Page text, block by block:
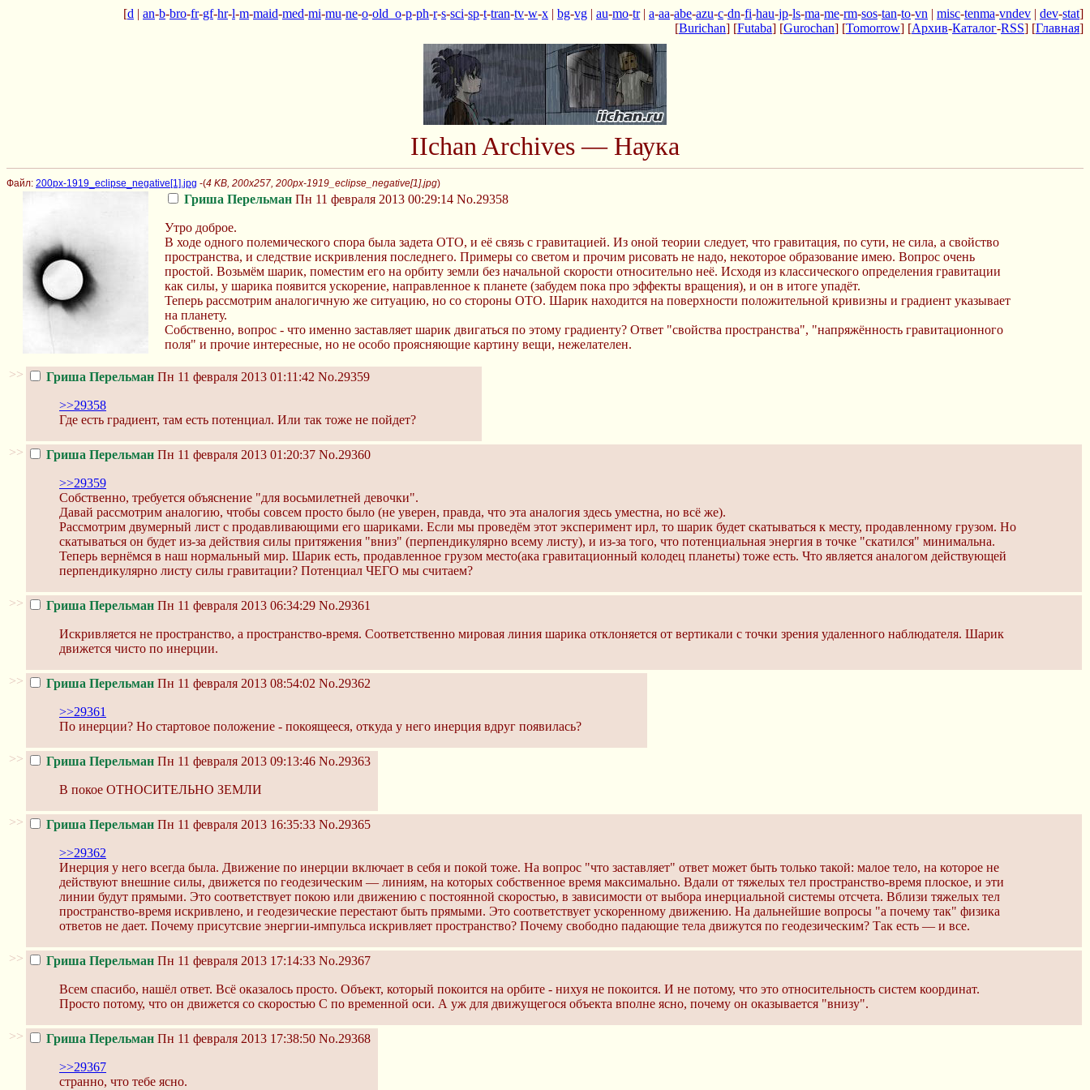
[d | an-b-bro-fr-gf-hr-l-m-maid-med-mi-mu-ne-o-old_o-p-ph-r-s-sci-sp-t-tran-tv-w-x | bg-vg | au-mo-tr| a-aa-abe-azu-c-dn-fi-hau-jp-ls-ma-me-rm-sos-tan-to-vn | misc-tenma-vndev | dev-stat]
[Burichan] [Futaba] [Gurochan] [Tomorrow] [Архив-Каталог-RSS] [Главная]
IIchan Archives — Наука
Файл: 200px-1919_eclipse_negative[1].jpg -(4 KB, 200x257, 200px-1919_eclipse_negative[1].jpg)
Гриша Перельман Пн 11 февраля 2013 00:29:14 No.29358
Утро доброе.
В ходе одного полемического спора была задета ОТО, и её связь с гравитацией. Из оной теории следует, что гравитация, по сути, не сила, а свойство
пространства, и следствие искривления последнего. Примеры со светом и прочим рисовать не надо, некоторое образование имею. Вопрос очень
простой. Возьмём шарик, поместим его на орбиту земли без начальной скорости относительно неё. Исходя из классического определения гравитации
как силы, у шарика появится ускорение, направленное к планете (забудем пока про эффекты вращения), и он в итоге упадёт.
Теперь рассмотрим аналогичную же ситуацию, но со стороны ОТО. Шарик находится на поверхности положительной кривизны и градиент указывает
на планету.
Собственно, вопрос - что именно заставляет шарик двигаться по этому градиенту? Ответ "свойства пространства", "напряжённость гравитационного
поля" и прочие интересные, но не особо проясняющие картину вещи, нежелателен.
>> Гриша Перельман Пн 11 февраля 2013 01:11:42 No.29359
>>29358
Где есть градиент, там есть потенциал. Или так тоже не пойдет?
>> Гриша Перельман Пн 11 февраля 2013 01:20:37 No.29360
>>29359
Собственно, требуется объяснение "для восьмилетней девочки".
Давай рассмотрим аналогию, чтобы совсем просто было (не уверен, правда, что эта аналогия здесь уместна, но всё же).
Рассмотрим двумерный лист с продавливающими его шариками. Если мы проведём этот эксперимент ирл, то шарик будет скатываться к месту, продавленному грузом. Но
скатываться он будет из-за действия силы притяжения "вниз" (перпендикулярно всему листу), и из-за того, что потенциальная энергия в точке "скатился" минимальна.
Теперь вернёмся в наш нормальный мир. Шарик есть, продавленное грузом место(ака гравитационный колодец планеты) тоже есть. Что является аналогом действующей
перпендикулярно листу силы гравитации? Потенциал ЧЕГО мы считаем?
>> Гриша Перельман Пн 11 февраля 2013 06:34:29 No.29361
Искривляется не пространство, а пространство-время. Соответственно мировая линия шарика отклоняется от вертикали с точки зрения удаленного наблюдателя. Шарик
движется чисто по инерции.
>> Гриша Перельман Пн 11 февраля 2013 08:54:02 No.29362
>>29361
По инерции? Но стартовое положение - покоящееся, откуда у него инерция вдруг появилась?
>> Гриша Перельман Пн 11 февраля 2013 09:13:46 No.29363
В покое ОТНОСИТЕЛЬНО ЗЕМЛИ
>> Гриша Перельман Пн 11 февраля 2013 16:35:33 No.29365
>>29362
Инерция у него всегда была. Движение по инерции включает в себя и покой тоже. На вопрос "что заставляет" ответ может быть только такой: малое тело, на которое не
действуют внешние силы, движется по геодезическим — линиям, на которых собственное время максимально. Вдали от тяжелых тел пространство-время плоское, и эти
линии будут прямыми. Это соответствует покою или движению с постоянной скоростью, в зависимости от выбора инерциальной системы отсчета. Вблизи тяжелых тел
пространство-время искривлено, и геодезические перестают быть прямыми. Это соответствует ускоренному движению. На дальнейшие вопросы "а почему так" физика
ответов не дает. Почему присутсвие энергии-импульса искривляет пространство? Почему свободно падающие тела движутся по геодезическим? Так есть — и все.
>> Гриша Перельман Пн 11 февраля 2013 17:14:33 No.29367
Всем спасибо, нашёл ответ. Всё оказалось просто. Объект, который покоится на орбите - нихуя не покоится. И не потому, что это относительность систем координат.
Просто потому, что он движется со скоростью С по временной оси. А уж для движущегося объекта вполне ясно, почему он оказывается "внизу".
>> Гриша Перельман Пн 11 февраля 2013 17:38:50 No.29368
>>29367
странно, что тебе ясно.